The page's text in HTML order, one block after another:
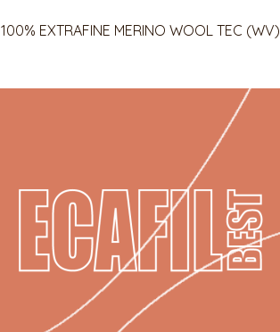
100% EXTRAFINE MERINO WOOL TEC (WV)